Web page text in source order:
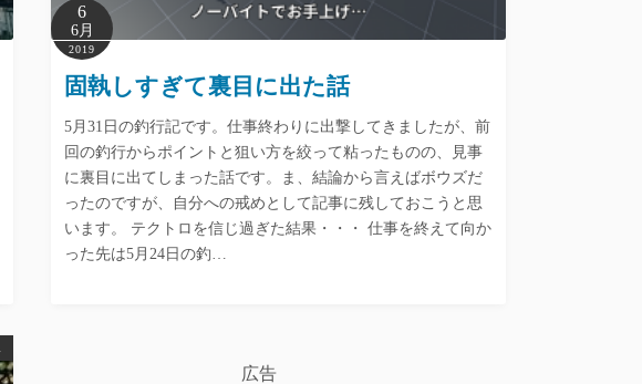
6
6月
2019
固執しすぎて裏目に出た話
5月31日の釣行記です。仕事終わりに出撃してきましたが、前
回の釣行からポイントと狙い方を絞って粘ったものの、見事
に裏目に出てしまった話です。ま、結論から言えばボウズだ
ったのですが、自分への戒めとして記事に残しておこうと思
います。 テクトロを信じ過ぎた結果・・・ 仕事を終えて向か
った先は5月24日の釣…
広告